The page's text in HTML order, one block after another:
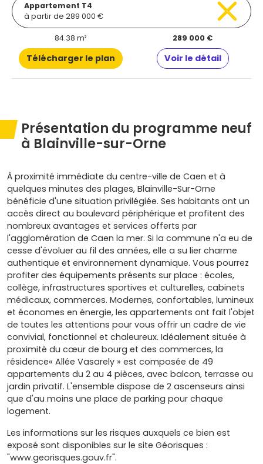
Appartement T4
à partir de 289 000 €
84.38 m² 289 000 €
Télécharger le plan Voir le détail
Présentation du programme neuf
à Blainville-sur-Orne
À proximité immédiate du centre-ville de Caen et à
quelques minutes des plages, Blainville-Sur-Orne
bénéficie d'une situation privilégiée. Ses habitants ont un
accès direct au boulevard périphérique et profitent des
nombreux avantages et services offerts par
l'agglomération de Caen la mer. Si la commune n'a eu de
cesse d'évoluer au fil des années, elle a su lier charme
authentique et environnement dynamique. Vous pourrez
profiter des équipements présents sur place : écoles,
collège, infrastructures sportives et culturelles, cabinets
médicaux, commerces. Modernes, confortables, lumineux
et économes en énergie, les appartements ont fait l'objet
de toutes les attentions pour vous offrir un cadre de vie
convivial, fonctionnel et chaleureux. Idéalement située à
proximité du cœur de bourg et des commerces, la
résidence« Allée Vasarely » est composée de 49
appartements du 2 au 4 pièces, avec balcon, terrasse ou
jardin privatif. L'ensemble dispose de 2 ascenseurs ainsi
que d'au moins une place de parking pour chaque
logement.
Les informations sur les risques auxquels ce bien est
exposé sont disponibles sur le site Géorisques :
"www.georisques.gouv.fr".